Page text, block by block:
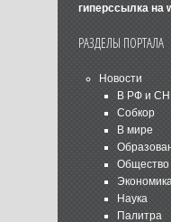
гиперссылка на
РАЗДЕЛЫ ПОРТАЛА
Новости
В РФ и
Собкор
В мире
Общество
Экономика
Наука
Палитра